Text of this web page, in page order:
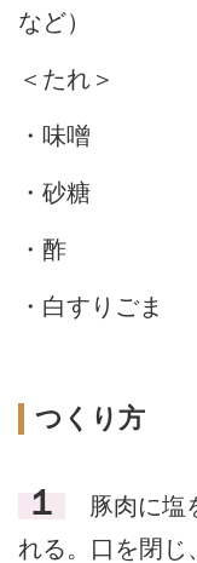
など）
＜たれ＞
・味噌
・砂糖
・酢
・白すりごま
つくり方
１
豚肉に塩
れる。口を閉じ